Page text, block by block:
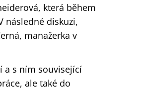
která během
následné diskuzi,
manažerka v
a s ním související
ale také do